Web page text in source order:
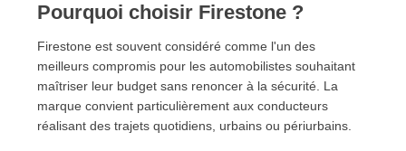
Pourquoi choisir Firestone ?
Firestone est souvent considéré comme l'un des
meilleurs compromis pour les automobilistes souhaitant
maîtriser leur budget sans renoncer à la sécurité. La
marque convient particulièrement aux conducteurs
réalisant des trajets quotidiens, urbains ou périurbains.